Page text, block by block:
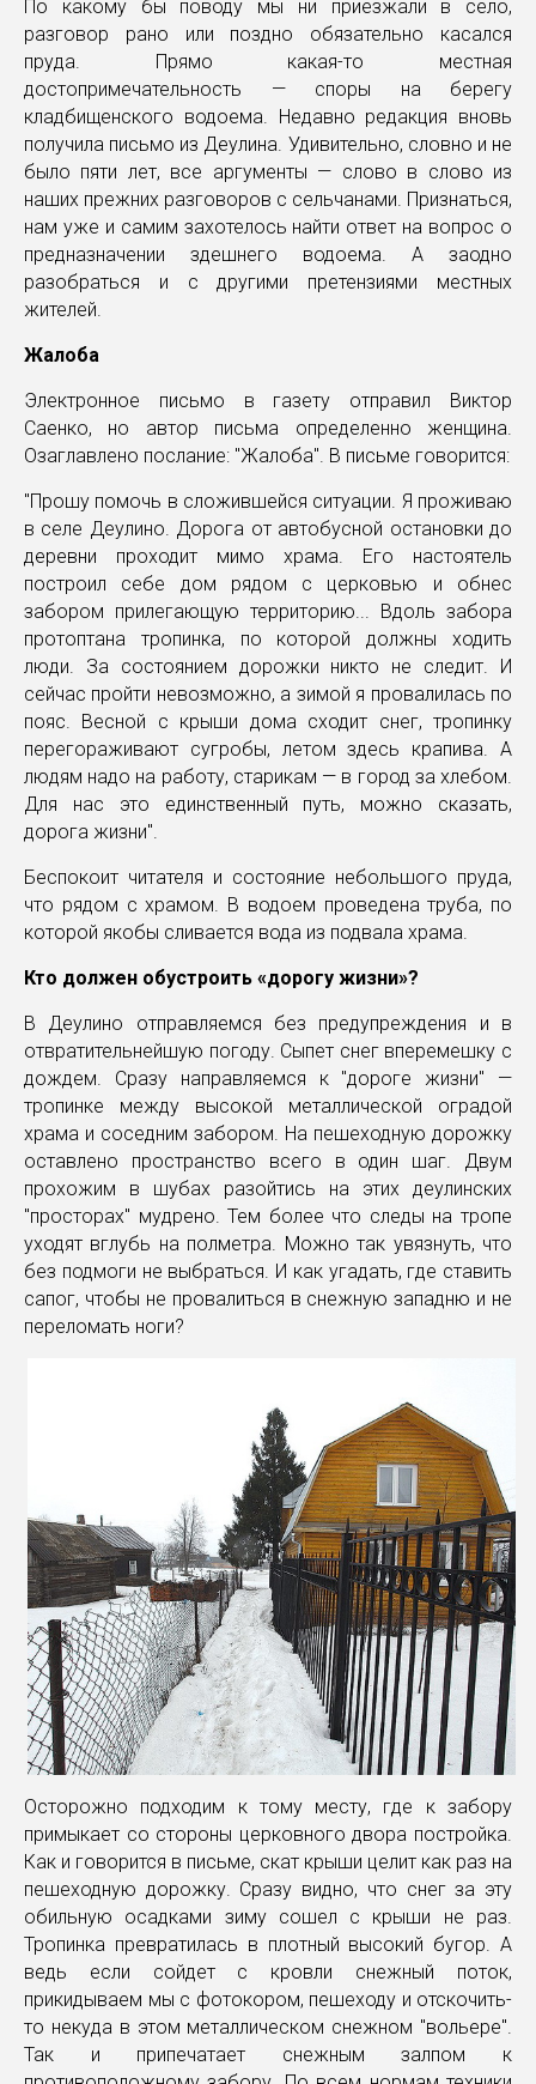
По какому бы поводу мы ни приезжали в село,
разговор рано или поздно обязательно касался
пруда. Прямо какая-то местная
достопримечательность — споры на берегу
кладбищенского водоема. Недавно редакция вновь
получила письмо из Деулина. Удивительно, словно и не
было пяти лет, все аргументы — слово в слово из
наших прежних разговоров с сельчанами. Признаться,
нам уже и самим захотелось найти ответ на вопрос о
предназначении здешнего водоема. А заодно
разобраться и с другими претензиями местных
жителей.
Жалоба
Электронное письмо в газету отправил Виктор
Саенко, но автор письма определенно женщина.
Озаглавлено послание: "Жалоба". В письме говорится:
"Прошу помочь в сложившейся ситуации. Я проживаю
в селе Деулино. Дорога от автобусной остановки до
деревни проходит мимо храма. Его настоятель
построил себе дом рядом с церковью и обнес
забором прилегающую территорию... Вдоль забора
протоптана тропинка, по которой должны ходить
люди. За состоянием дорожки никто не следит. И
сейчас пройти невозможно, а зимой я провалилась по
пояс. Весной с крыши дома сходит снег, тропинку
перегораживают сугробы, летом здесь крапива. А
людям надо на работу, старикам — в город за хлебом.
Для нас это единственный путь, можно сказать,
дорога жизни".
Беспокоит читателя и состояние небольшого пруда,
что рядом с храмом. В водоем проведена труба, по
которой якобы сливается вода из подвала храма.
Кто должен обустроить «дорогу жизни»?
В Деулино отправляемся без предупреждения и в
отвратительнейшую погоду. Сыпет снег вперемешку с
дождем. Сразу направляемся к "дороге жизни" —
тропинке между высокой металлической оградой
храма и соседним забором. На пешеходную дорожку
оставлено пространство всего в один шаг. Двум
прохожим в шубах разойтись на этих деулинских
"просторах" мудрено. Тем более что следы на тропе
уходят вглубь на полметра. Можно так увязнуть, что
без подмоги не выбраться. И как угадать, где ставить
сапог, чтобы не провалиться в снежную западню и не
переломать ноги?
Осторожно подходим к тому месту, где к забору
примыкает со стороны церковного двора постройка.
Как и говорится в письме, скат крыши целит как раз на
пешеходную дорожку. Сразу видно, что снег за эту
обильную осадками зиму сошел с крыши не раз.
Тропинка превратилась в плотный высокий бугор. А
ведь если сойдет с кровли снежный поток,
прикидываем мы с фотокором, пешеходу и отскочить-
то некуда в этом металлическом снежном "вольере".
Так и припечатает снежным залпом к